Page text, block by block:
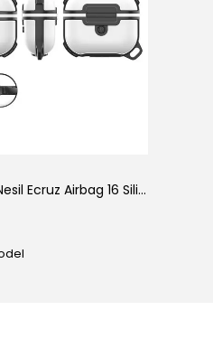
Apple Airpods 3. Nesil Ecruz Airbag 16 Silikon 1-1 Su Geçirmez Uyumlu Kılıf